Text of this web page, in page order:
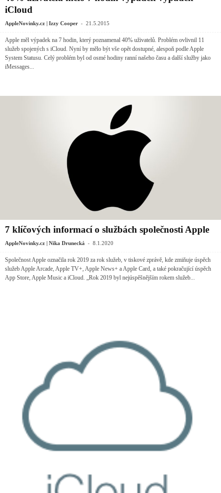
iCloud
AppleNovinky.cz | Izzy Cooper - 21.5.2015
Apple měl výpadek na 7 hodin, který poznamenal 40% uživatelů. Problém ovlivnil 11
služeb spojených s iCloud. Nyní by mělo být vše opět dostupné, alespoň podle Apple
System Statusu. Celý problém byl od osmé hodiny ranní našeho času a další služby jako
iMessages...
7 klíčových informací o službách společnosti Apple
AppleNovinky.cz | Nika Drunecká - 8.1.2020
Společnost Apple označila rok 2019 za rok služeb, v tiskové zprávě, kde zmiňuje úspěch
služeb Apple Arcade, Apple TV+, Apple News+ a Apple Card, a také pokračující úspěch
App Store, Apple Music a iCloud. „Rok 2019 byl nejúspěšnějším rokem služeb...